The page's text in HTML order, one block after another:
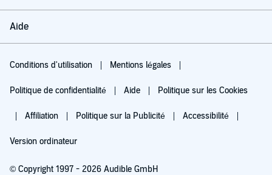
Aide
Conditions d'utilisation Mentions légales
Politique de confidentialité Aide Politique sur les Cookies
Affiliation Politique sur la Publicité Accessibilité
Version ordinateur
© Copyright 1997 - 2026 Audible GmbH